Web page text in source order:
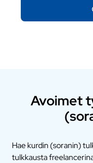
Avoimet
Hae kurdin (soranin)
tulkkausta